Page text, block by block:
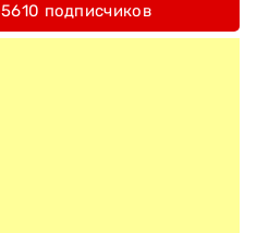
5610 подписчиков